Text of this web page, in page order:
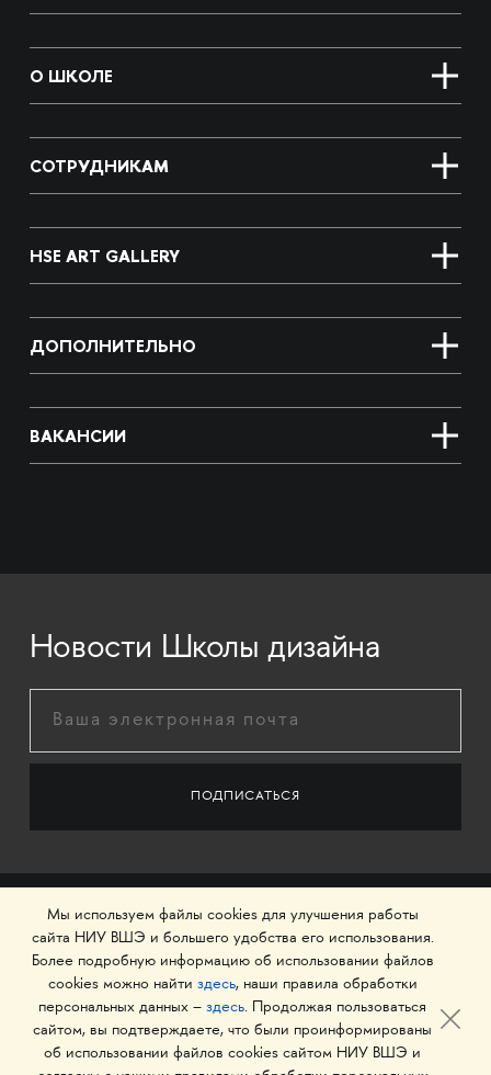
О ШКОЛЕ
СОТРУДНИКАМ
HSE ART GALLERY
ДОПОЛНИТЕЛЬНО
ВАКАНСИИ
Новости Школы дизайна
© 1993–2026 Национальный исследовательский
Мы используем файлы cookies для улучшения работы
сайта НИУ ВШЭ и большего удобства его использования.
Более подробную информацию об использовании файлов
cookies можно найти здесь, наши правила обработки
персональных данных – здесь. Продолжая пользоваться
сайтом, вы подтверждаете, что были проинформированы
об использовании файлов cookies сайтом НИУ ВШЭ и